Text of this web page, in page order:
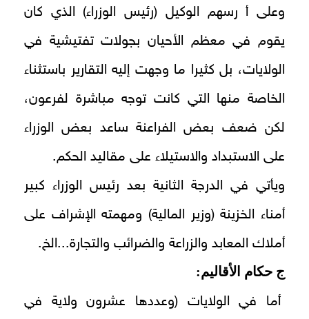
وعلى أ رسهم الوكيل (رئيس الوزراء) الذي كان
يقوم في معظم الأحيان بجولات تفتيشية في
الولايات، بل كثيرا ما وجهت إليه التقارير باستثناء
الخاصة منها التي كانت توجه مباشرة لفرعون،
لكن ضعف بعض الفراعنة ساعد بعض الوزراء
على الاستبداد والاستيلاء على مقاليد الحكم.
ويأتي في الدرجة الثانية بعد رئيس الوزراء كبير
أمناء الخزينة (وزير المالية) ومهمته الإشراف على
أملاك المعابد والزراعة والضرائب والتجارة...الخ.
ج حكام الأقاليم:
أما في الولايات (وعددها عشرون ولاية في